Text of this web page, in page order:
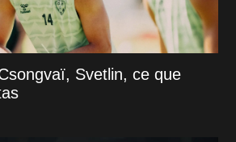
Svetlin, ce que